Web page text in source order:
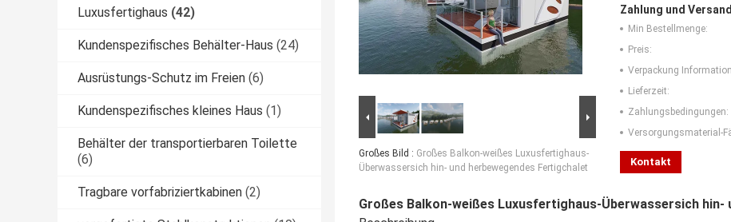
Luxusfertighaus (42)
Kundenspezifisches Behälter-Haus (24)
Ausrüstungs-Schutz im Freien (6)
Kundenspezifisches kleines Haus (1)
Behälter der transportierbaren Toilette
(6)
Tragbare vorfabriziertkabinen (2)
Großes Bild : Großes Balkon-weißes Luxusfertighaus-
Überwassersich hin- und herbewegendes Fertigchalet
Zahlung und
Min Bestellmenge:
Preis:
Verpackung
Lieferzeit:
Zahlungsbedingungen:
Versorgungsmaterial-
Kontakt
Großes Balkon-weißes Luxusfertighaus-Überwassersich hin-